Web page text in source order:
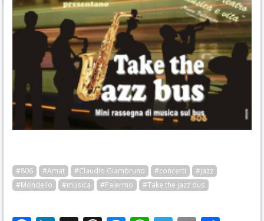
#806 #Amat #Claudio Giambruno #concerti
#jazz
#Mondello
#musica #Palermo #Take the jazz bus